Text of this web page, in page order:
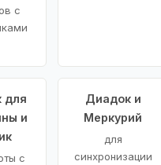
с
для
и
с
Диадок и
Меркурий
для
синхронизации